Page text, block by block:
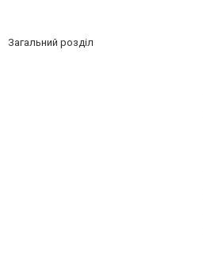
Загальний розділ